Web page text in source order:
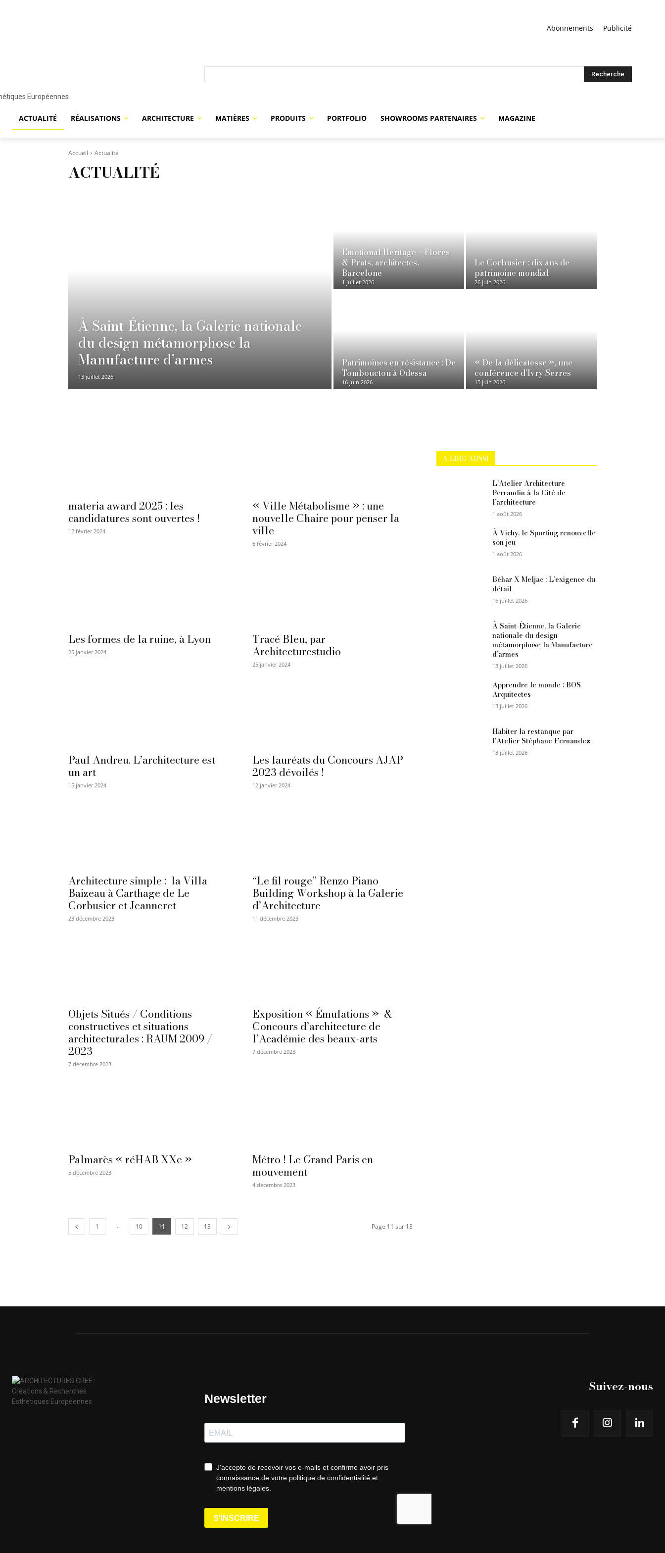
Abonnements Publicité
Recherche
ACTUALITÉ RÉALISATIONS ARCHITECTURE MATIÈRES PRODUITS PORTFOLIO SHOWROOMS PARTENAIRES MAGAZINE
Accueil Actualité
ACTUALITÉ
À Saint-Étienne, la Galerie nationale
du design métamorphose la
Manufacture d’armes
13 juillet 2026
Emotional Heritage – Flores
& Prats, architectes,
Barcelone
1 juillet 2026
Le Corbusier : dix ans de
patrimoine mondial
26 juin 2026
Patrimoines en résistance : De
Tombouctou à Odessa
16 juin 2026
« De la délicatesse », une
conférence d’Ivry Serres
15 juin 2026
materia award 2025 : les
candidatures sont ouvertes !
12 février 2024
« Ville Métabolisme » : une
nouvelle Chaire pour penser la
ville
6 février 2024
Les formes de la ruine, à Lyon
25 janvier 2024
Tracé Bleu, par
Architecturestudio
25 janvier 2024
Paul Andreu. L’architecture est
un art
15 janvier 2024
Les lauréats du Concours AJAP
2023 dévoilés !
12 janvier 2024
Architecture simple : la Villa
Baizeau à Carthage de Le
Corbusier et Jeanneret
23 décembre 2023
“Le fil rouge” Renzo Piano
Building Workshop à la Galerie
d’Architecture
11 décembre 2023
Objets Situés / Conditions
constructives et situations
architecturales : RAUM 2009 /
2023
7 décembre 2023
Exposition « Émulations » &
Concours d’architecture de
l’Académie des beaux-arts
7 décembre 2023
Palmarès « réHAB XXe »
5 décembre 2023
Métro ! Le Grand Paris en
mouvement
4 décembre 2023
1 ... 10 11 12 13 Page 11 sur 13
A LIRE AUSSI
L’Atelier Architecture
Perraudin à la Cité de
l’architecture
1 août 2026
À Vichy, le Sporting renouvelle
son jeu
1 août 2026
Béhar X Meljac : L’exigence du
détail
16 juillet 2026
À Saint-Étienne, la Galerie
nationale du design
métamorphose la Manufacture
d’armes
13 juillet 2026
Apprendre le monde : BOS
Arquitectes
13 juillet 2026
Habiter la restanque par
l’Atelier Stéphane Fernandez
13 juillet 2026
Suivez-nous